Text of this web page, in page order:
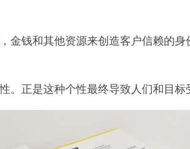
金钱和其他资源来创造客户信赖的
正是这种个性最终导致人们和目标